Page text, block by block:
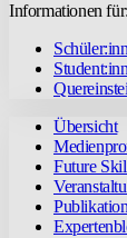
Informationen für:
Übersicht
Future